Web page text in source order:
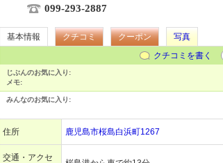
099-293-2887
基本情報 クチコミ クーポン
写真
クチコミを書く
じぶんのお気に入り:
メモ:
みんなのお気に入り:
住所 鹿児島市桜島白浜町1267
交通・アクセ